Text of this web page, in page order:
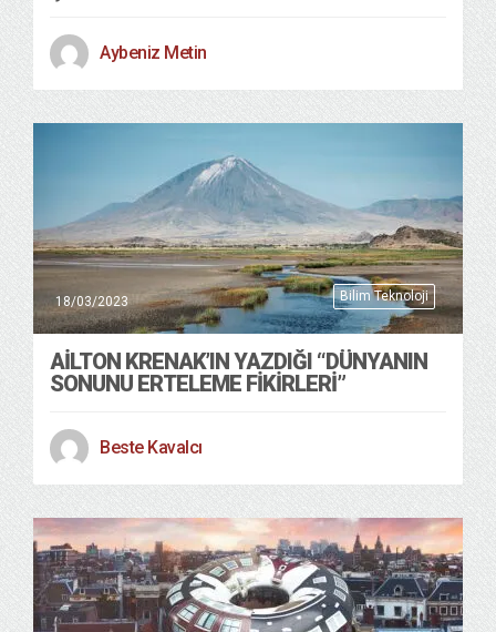
Aybeniz Metin
Bilim Teknoloji
18/03/2023
AILTON KRENAK’IN YAZDIĞI “DÜNYANIN
SONUNU ERTELEME FIKIRLERI”
Beste Kavalcı